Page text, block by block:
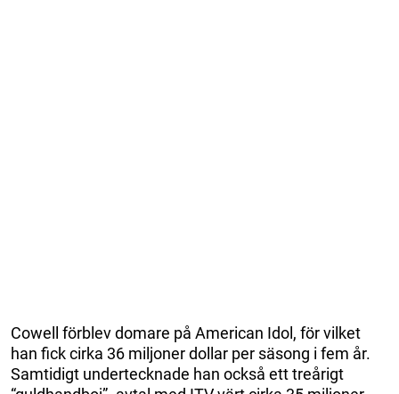
Cowell förblev domare på American Idol, för vilket
han fick cirka 36 miljoner dollar per säsong i fem år.
Samtidigt undertecknade han också ett treårigt